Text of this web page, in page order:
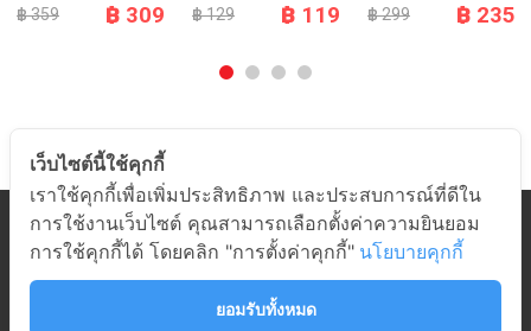
฿ 359 ฿ 309 ฿ 129 ฿ 119 ฿ 299 ฿ 235
หมวดสินค้า
เกี่ยวกับอมร
ช่วยเหลือ
เว็บไซต์นี้ใช้คุกกี้
เราใช้คุกกี้เพื่อเพิ่มประสิทธิภาพ และประสบการณ์ที่ดีใน
การใช้งานเว็บไซต์ คุณสามารถเลือกตั้งค่าความยินยอม
การใช้คุกกี้ได้ โดยคลิก "การตั้งค่าคุกกี้" นโยบายคุกกี้
ยอมรับทั้งหมด